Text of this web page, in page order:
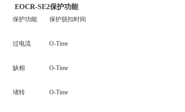
EOCR-SE2保护功能
保护功能 保护脱扣时间
过电流 O-Time
缺相 O-Time
堵转 O-Time